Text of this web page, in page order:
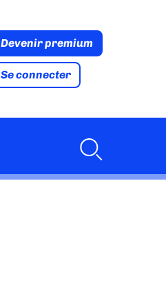
Devenir premium
Se connecter